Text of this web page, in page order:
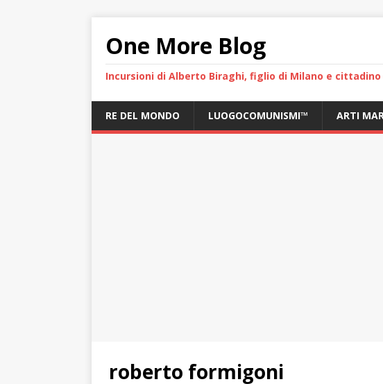
One More Blog
Incursioni di Alberto Biraghi, figlio di Milano e cittadino
RE DEL MONDO LUOGOCOMUNISMI™ ARTI
roberto formigoni